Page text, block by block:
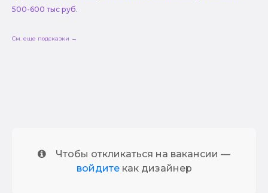
500-600 тыс руб.
См. еще подсказки →
Чтобы откликаться на вакансии —
войдитекак дизайнер